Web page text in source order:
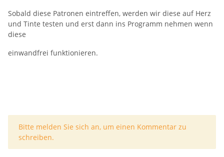
Sobald diese Patronen eintreffen, werden wir diese auf Herz
und Tinte testen und erst dann ins Programm nehmen wenn
diese
einwandfrei funktionieren.
x
Bitte melden Sie sich an, um einen Kommentar zu
schreiben.